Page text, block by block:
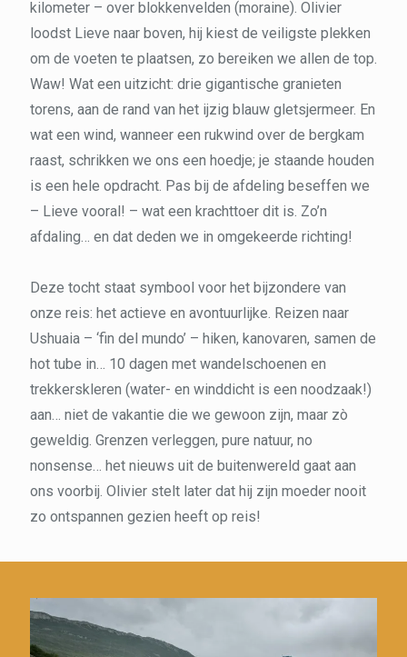
kilometer – over blokkenvelden (moraine). Olivier
loodst Lieve naar boven, hij kiest de veiligste plekken
om de voeten te plaatsen, zo bereiken we allen de top.
Waw! Wat een uitzicht: drie gigantische granieten
torens, aan de rand van het ijzig blauw gletsjermeer. En
wat een wind, wanneer een rukwind over de bergkam
raast, schrikken we ons een hoedje; je staande houden
is een hele opdracht. Pas bij de afdeling beseffen we
– Lieve vooral! – wat een krachttoer dit is. Zo’n
afdaling… en dat deden we in omgekeerde richting!
Deze tocht staat symbool voor het bijzondere van
onze reis: het actieve en avontuurlijke. Reizen naar
Ushuaia – ‘fin del mundo’ – hiken, kanovaren, samen de
hot tube in… 10 dagen met wandelschoenen en
trekkerskleren (water- en winddicht is een noodzaak!)
aan… niet de vakantie die we gewoon zijn, maar zò
geweldig. Grenzen verleggen, pure natuur, no
nonsense… het nieuws uit de buitenwereld gaat aan
ons voorbij. Olivier stelt later dat hij zijn moeder nooit
zo ontspannen gezien heeft op reis!